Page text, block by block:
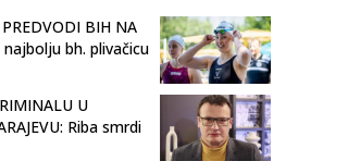
BIH NA
najbolju bh. plivačicu
U
Riba smrdi